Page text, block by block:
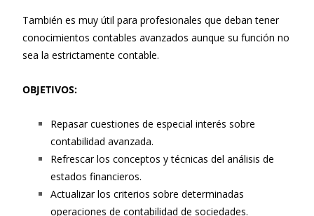
También es muy útil para profesionales que deban tener
conocimientos contables avanzados aunque su función no
sea la estrictamente contable.
OBJETIVOS:
Repasar cuestiones de especial interés sobre
contabilidad avanzada.
Refrescar los conceptos y técnicas del análisis de
estados financieros.
Actualizar los criterios sobre determinadas
operaciones de contabilidad de sociedades.